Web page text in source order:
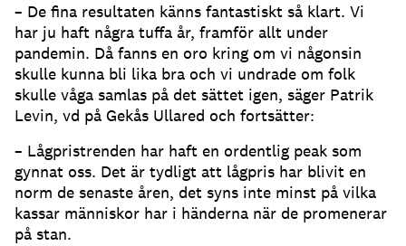
– De fina resultaten känns fantastiskt så klart. Vi
har ju haft några tuffa år, framför allt under
pandemin. Då fanns en oro kring om vi någonsin
skulle kunna bli lika bra och vi undrade om folk
skulle våga samlas på det sättet igen, säger Patrik
Levin, vd på Gekås Ullared och fortsätter:
– Lågpristrenden har haft en ordentlig peak som
gynnat oss. Det är tydligt att lågpris har blivit en
norm de senaste åren, det syns inte minst på vilka
kassar människor har i händerna när de promenerar
på stan.